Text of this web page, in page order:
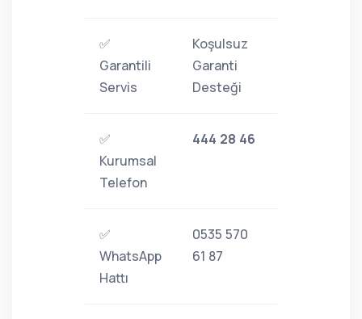
✅
Garantili
Servis
Koşulsuz
Garanti
Desteği
✅
Kurumsal
Telefon
444 28 46
✅
WhatsApp
Hattı
0535 570
61 87